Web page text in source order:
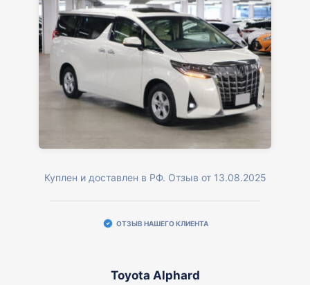
Куплен и доставлен в РФ. Отзыв от 13.08.2025
ОТЗЫВ НАШЕГО КЛИЕНТА
Toyota Alphard